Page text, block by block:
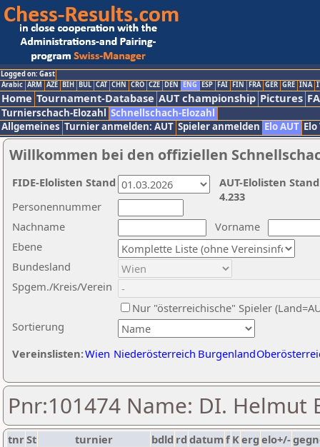
Logged on: Gast
Arabic ARM AZE BIH BUL CAT CHN CRO CZE DEN ENG ESP FAI FIN FRA GER GRE INA
Home Tournament-Database AUT championship Pictures
Turnierschach-Elozahl Schnellschach-Elozahl
Allgemeines Turnier anmelden: AUT Spieler anmelden Elo AUT
Willkommen bei den offiziellen
Nachname
Vorname
Ebene
Sortierung
Personennummer
Bundesland
Spgem./Kreis/Verein
Nur "österreichische" Spieler
Vereinslisten:Wien Niederösterreich Burgenland
AUT-Elolisten
4.233
FIDE-Elolisten Stand
Pnr:101474 Name: DI. Helmut
tnrSt turnier bdld rd datumf Kerg elo+/-